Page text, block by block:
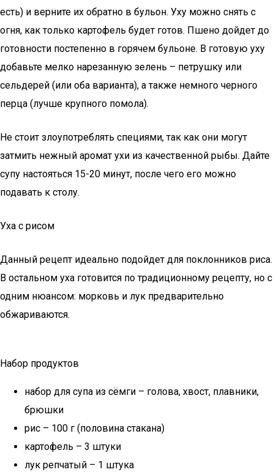
есть) и верните их обратно в бульон. Уху можно снять с
огня, как только картофель будет готов. Пшено дойдет до
готовности постепенно в горячем бульоне. В готовую уху
добавьте мелко нарезанную зелень – петрушку или
сельдерей (или оба варианта), а также немного черного
перца (лучше крупного помола).
Не стоит злоупотреблять специями, так как они могут
затмить нежный аромат ухи из качественной рыбы. Дайте
супу настояться 15-20 минут, после чего его можно
подавать к столу.
Уха с рисом
Данный рецепт идеально подойдет для поклонников риса.
В остальном уха готовится по традиционному рецепту, но с
одним нюансом: морковь и лук предварительно
обжариваются.
Набор продуктов
набор для супа из сёмги – голова, хвост, плавники,
брюшки
рис – 100 г (половина стакана)
картофель – 3 штуки
лук репчатый – 1 штука